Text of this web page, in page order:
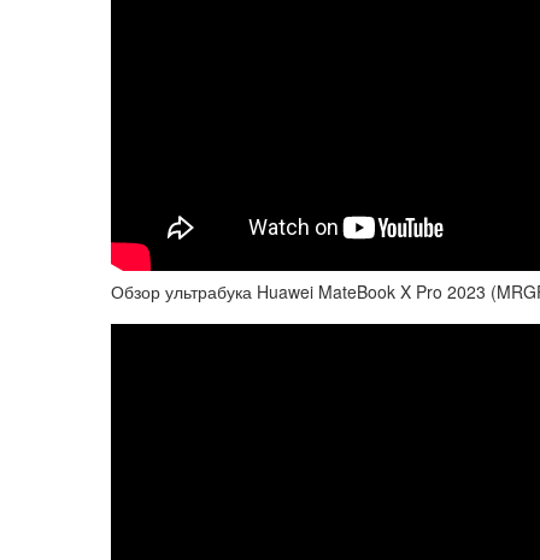
Обзор ультрабука Huawei MateBook X Pro 2023